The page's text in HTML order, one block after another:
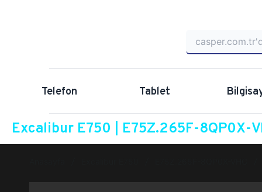
Telefon Tablet
Excalibur E750 | E75Z.265F-8QP0X-